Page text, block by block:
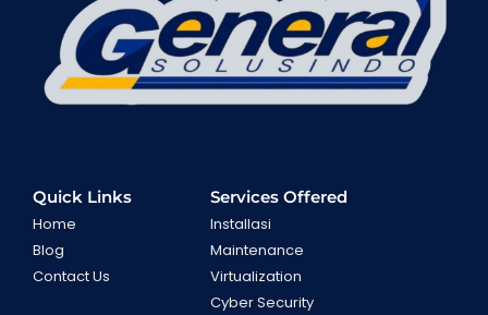
Quick Links
Home
Blog
Contact Us
Services Offered
Installasi
Maintenance
Virtualization
Cyber Security